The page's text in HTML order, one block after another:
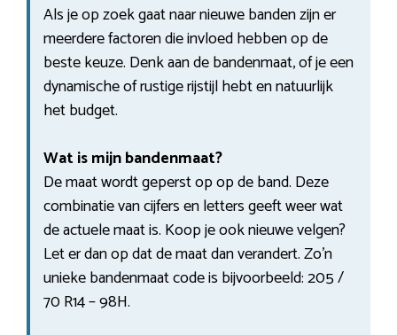
Als je op zoek gaat naar nieuwe banden zijn er
meerdere factoren die invloed hebben op de
beste keuze. Denk aan de bandenmaat, of je een
dynamische of rustige rijstijl hebt en natuurlijk
het budget.
Wat is mijn bandenmaat?
De maat wordt geperst op op de band. Deze
combinatie van cijfers en letters geeft weer wat
de actuele maat is. Koop je ook nieuwe velgen?
Let er dan op dat de maat dan verandert. Zo’n
unieke bandenmaat code is bijvoorbeeld: 205 /
70 R14 – 98H.